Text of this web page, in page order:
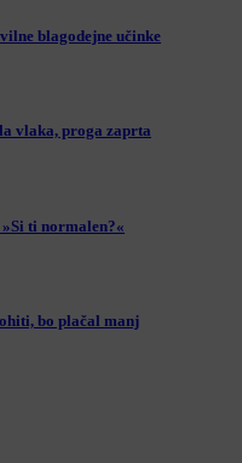
blagodejne učinke
vlaka, proga zaprta
ti normalen?«
bo plačal manj